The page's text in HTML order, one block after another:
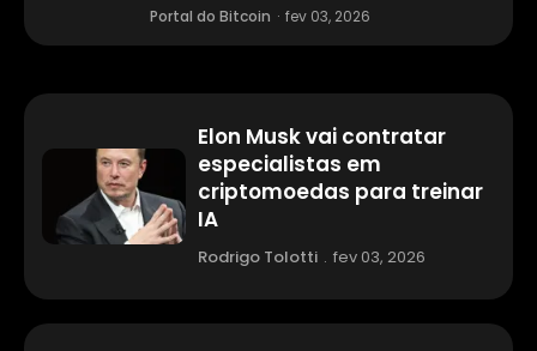
Portal do Bitcoin · fev 03, 2026
Elon Musk vai contratar
especialistas em
criptomoedas para treinar
IA
Rodrigo Tolotti . fev 03, 2026